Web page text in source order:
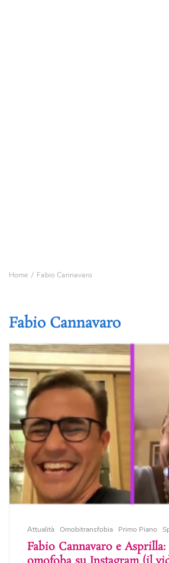
Home Fabio Cannavaro
Fabio Cannavaro
Attualità Omobitransfobia Primo Piano
Fabio Cannavaro e